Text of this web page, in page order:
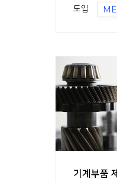
도입
기계부품